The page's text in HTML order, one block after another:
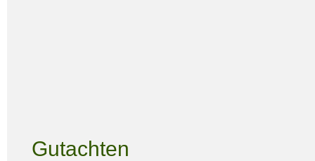
Gutachten